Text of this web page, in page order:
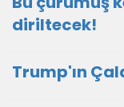
diriltecek!
Trump'ın